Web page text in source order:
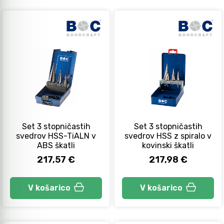
Set 3 stopničastih
svedrov HSS-TiALN v
ABS škatli
217,57 €
V košarico
Set 3 stopničastih
svedrov HSS z spiralo v
kovinski škatli
217,98 €
V košarico